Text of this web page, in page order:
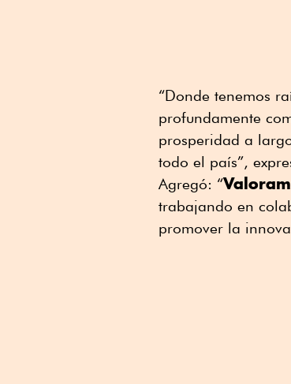
“Donde tenemos
profundamente
prosperidad a
todo el país”,
Agregó: “
trabajando en
promover la